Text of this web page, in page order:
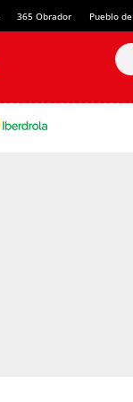
365 Obrador Pueblo